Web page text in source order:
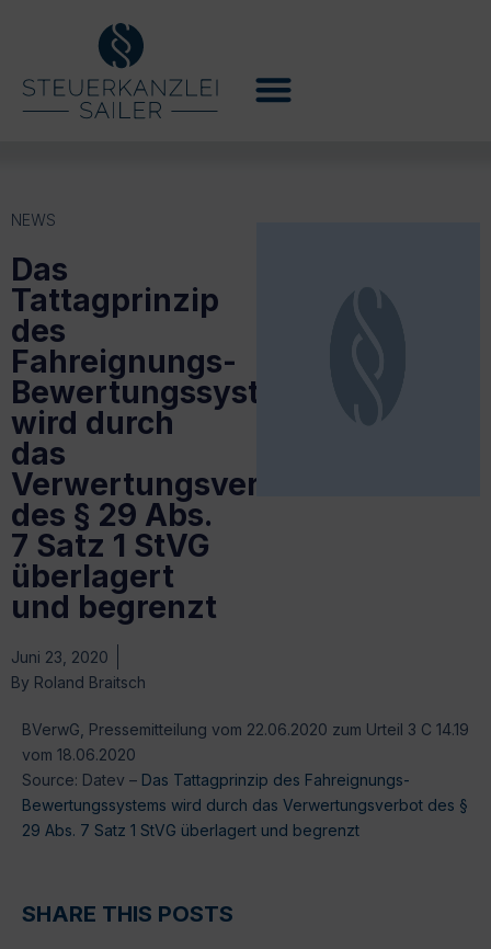
NEWS
Das
Tattagprinzip
des
Fahreignungs-
Bewertungssystems
wird durch
das
Verwertungsverbot
des § 29 Abs.
7 Satz 1 StVG
überlagert
und begrenzt
Juni 23, 2020
By Roland Braitsch
BVerwG, Pressemitteilung vom 22.06.2020 zum Urteil 3 C 14.19
vom 18.06.2020
Source: Datev – Das Tattagprinzip des Fahreignungs-
Bewertungssystems wird durch das Verwertungsverbot des §
29 Abs. 7 Satz 1 StVG überlagert und begrenzt
SHARE THIS POSTS